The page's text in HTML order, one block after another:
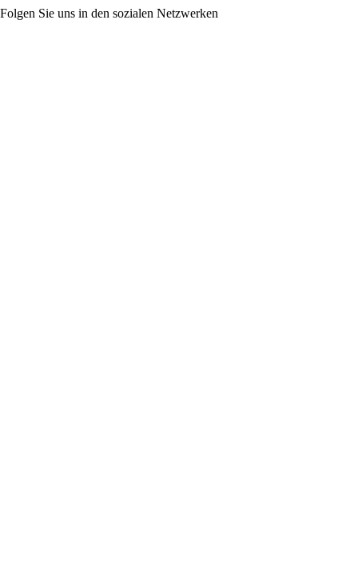
Folgen Sie uns in den sozialen Netzwerken